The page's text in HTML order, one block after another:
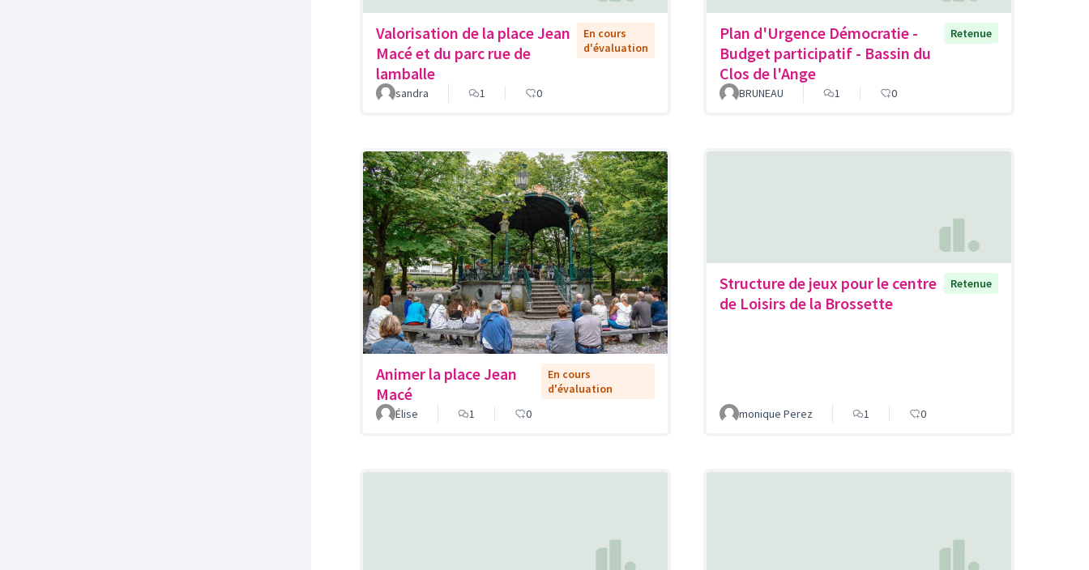
Valorisation de la place Jean
Macé et du parc rue de
lamballe
En cours
d'évaluation
sandra 1 0
Plan d'Urgence Démocratie -
Budget participatif - Bassin du
Clos de l'Ange
Retenue
BRUNEAU 1 0
Animer la place Jean
Macé
En cours
d'évaluation
Élise
1 0
Structure de jeux pour le centre
de Loisirs de la Brossette
Retenue
monique Perez 1 0